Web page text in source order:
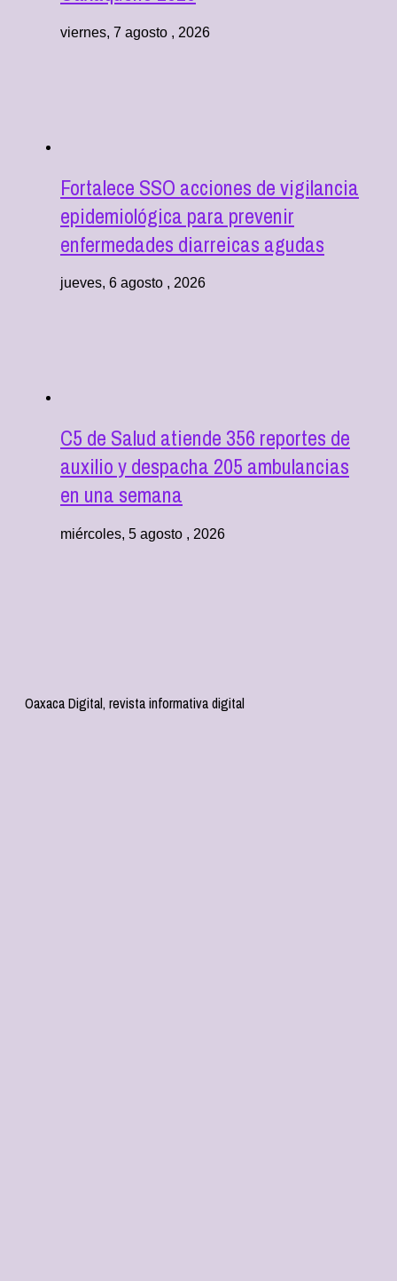
viernes, 7 agosto , 2026
Fortalece SSO acciones de vigilancia
epidemiológica para prevenir
enfermedades diarreicas agudas
jueves, 6 agosto , 2026
C5 de Salud atiende 356 reportes de
auxilio y despacha 205 ambulancias
en una semana
miércoles, 5 agosto , 2026
Oaxaca Digital, revista informativa digital